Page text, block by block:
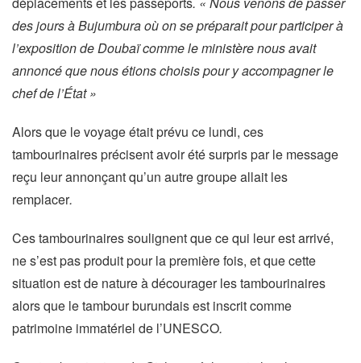
des jours à Bujumbura où on se préparait pour participer à
l’exposition de Doubaï comme le ministère nous avait
annoncé que nous étions choisis pour y accompagner le
chef de l’État »
Alors que le voyage était prévu ce lundi, ces
tambourinaires précisent avoir été surpris par le message
reçu leur annonçant qu’un autre groupe allait les
remplacer.
Ces tambourinaires soulignent que ce qui leur est arrivé,
ne s’est pas produit pour la première fois, et que cette
situation est de nature à décourager les tambourinaires
alors que le tambour burundais est inscrit comme
patrimoine immatériel de l’UNESCO.